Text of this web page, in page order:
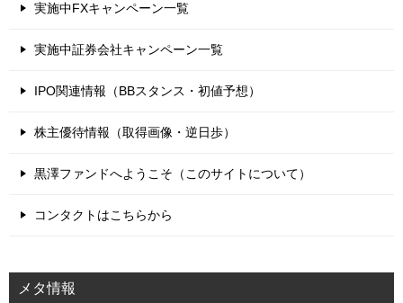
実施中FXキャンペーン一覧
実施中証券会社キャンペーン一覧
IPO関連情報（BBスタンス・初値予想）
株主優待情報（取得画像・逆日歩）
黒澤ファンドへようこそ（このサイトについて）
コンタクトはこちらから
メタ情報